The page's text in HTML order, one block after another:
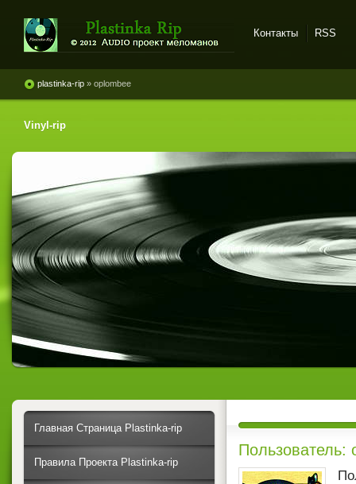
винила и магнитоальбомов
Контакты RSS
plastinka-rip » oplombee
Vinyl-rip
Пользователь:
Главная Страница Plastinka-rip
Правила Проекта Plastinka-rip